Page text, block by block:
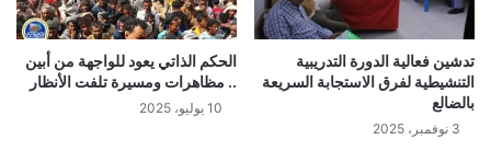
تدشين فعالية الدورة التدريبية
التنشيطية لفرق الاستجابة السريعة
بالضالع
3 نوفمبر، 2025
الحكم الذاتي يعود للواجهة من أبين
.. مظاهرات ومسيرة تلفت الأنظار
10 يوليو، 2025